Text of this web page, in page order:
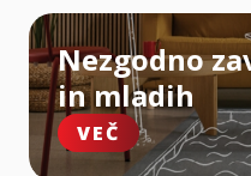
Nezgodno
in mladih
VEČ